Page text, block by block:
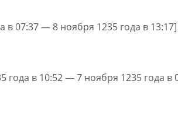
в 07:37 — 8 ноября 1235 года в 13:17]
года в 10:52 — 7 ноября 1235 года в